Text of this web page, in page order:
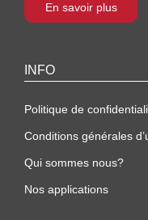
En savoir plus
INFO
Politique de
Conditions générales
Qui sommes nous?
Nos applications